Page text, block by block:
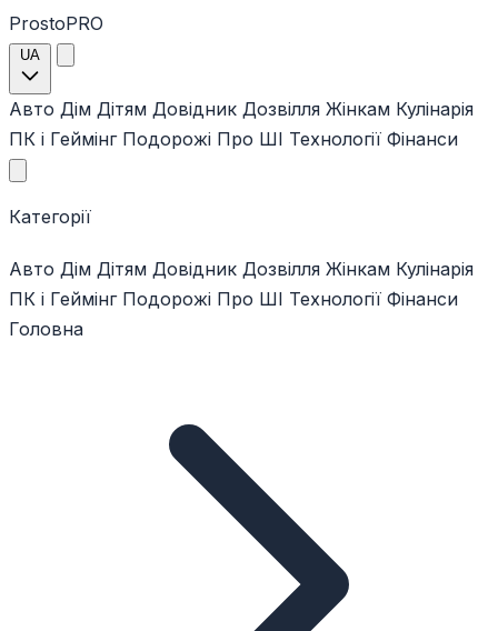
ProstoPRO
UA
Авто Дім Дітям Довідник Дозвілля Жінкам Кулінарія
ПК і Геймінг Подорожі Про ШІ Технології Фінанси
Категорії
Авто Дім Дітям Довідник Дозвілля Жінкам Кулінарія
ПК і Геймінг Подорожі Про ШІ Технології Фінанси
Головна